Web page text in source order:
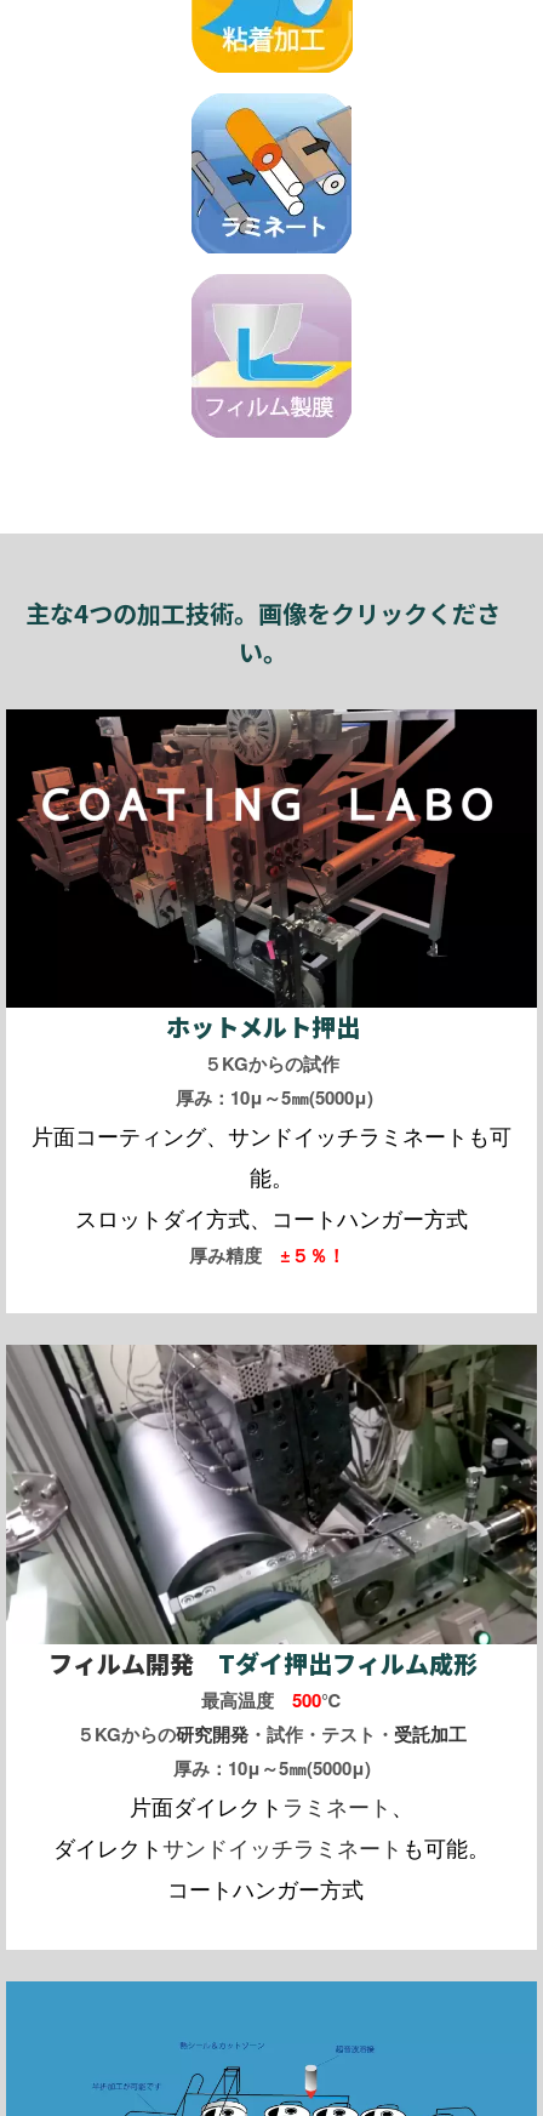
主な4つの加工技術。画像をクリックくださ
い。
ホットメルト押出
５KGからの試作
厚み：10μ～5㎜(5000μ)
片面コーティング、サンドイッチラミネートも可
能。
スロットダイ方式、コートハンガー方式
厚み精度 ±５％！
フィルム開発Tダイ押出フィルム成形
最高温度 500℃
５KGからの研究開発 ・試作・テスト・ 受託加工
厚み：10μ～5㎜(5000μ)
片面ダイレクト ラミネート 、
ダイレクトサンドイッチラミネート も可能。
コートハンガー方式